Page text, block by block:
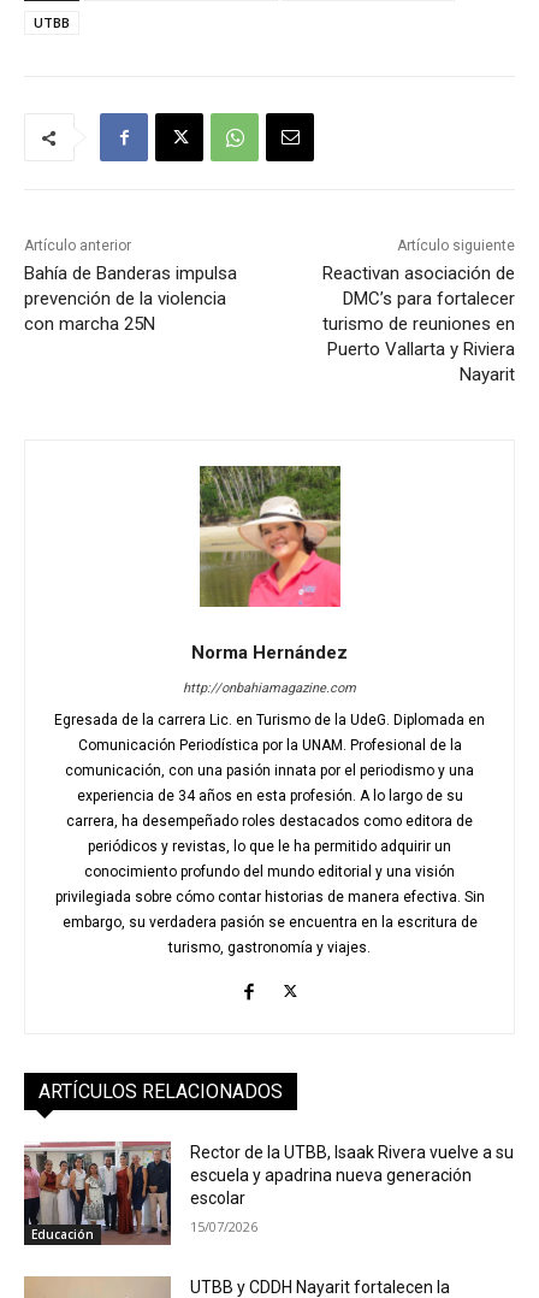
UTBB
Artículo anterior
Bahía de Banderas impulsa
prevención de la violencia
con marcha 25N
Artículo siguiente
Reactivan asociación de
DMC’s para fortalecer
turismo de reuniones en
Puerto Vallarta y Riviera
Nayarit
Norma Hernández
http://onbahiamagazine.com
Egresada de la carrera Lic. en Turismo de la UdeG. Diplomada en
Comunicación Periodística por la UNAM. Profesional de la
comunicación, con una pasión innata por el periodismo y una
experiencia de 34 años en esta profesión. A lo largo de su
carrera, ha desempeñado roles destacados como editora de
periódicos y revistas, lo que le ha permitido adquirir un
conocimiento profundo del mundo editorial y una visión
privilegiada sobre cómo contar historias de manera efectiva. Sin
embargo, su verdadera pasión se encuentra en la escritura de
turismo, gastronomía y viajes.
ARTÍCULOS RELACIONADOS
Educación
Rector de la UTBB, Isaak Rivera vuelve a su
escuela y apadrina nueva generación
escolar
15/07/2026
UTBB y CDDH Nayarit fortalecen la